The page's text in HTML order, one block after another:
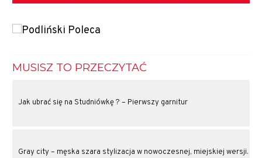
MUSISZ TO PRZECZYTAĆ
Jak ubrać się na Studniówkę ? – Pierwszy garnitur
Gray city – męska szara stylizacja w nowoczesnej, miejskiej wersji.